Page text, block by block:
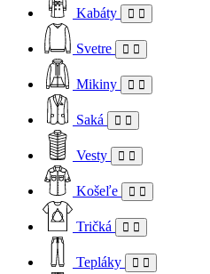
Kabáty
Svetre
Mikiny
Saká
Vesty
Košeľe
Tričká
Tepláky